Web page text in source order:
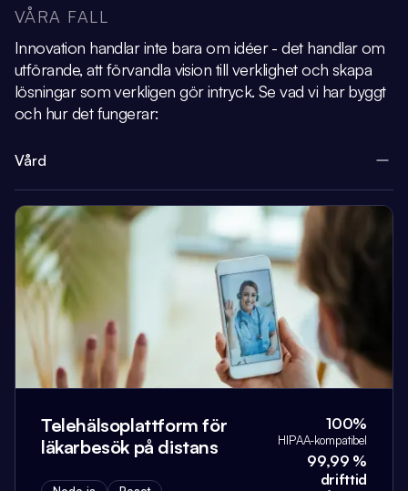
VÅRA FALL
Innovation handlar inte bara om idéer - det handlar om
utförande, att förvandla vision till verklighet och skapa
lösningar som verkligen gör intryck.Se vad vi har byggt
och hur det fungerar:
Vård
Telehälsoplattform för
läkarbesök på distans
100%
HIPAA-kompatibel
99,99 %
drifttid